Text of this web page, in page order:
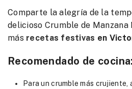
Comparte la alegría de la
delicioso Crumble de Manzana
más recetas festivas en
Recomendado de cocina:
Para un crumble más crujiente,